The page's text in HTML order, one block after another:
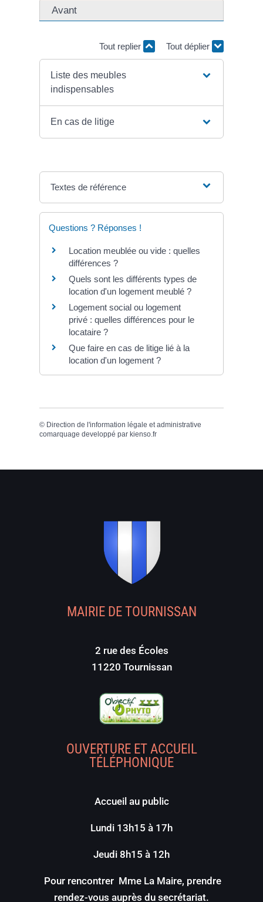
Avant
Tout replier Tout déplier
Liste des meubles
indispensables
En cas de litige
Textes de référence
Questions ? Réponses !
Location meublée ou vide : quelles
différences ?
Quels sont les différents types de
location d'un logement meublé ?
Logement social ou logement
privé : quelles différences pour le
locataire ?
Que faire en cas de litige lié à la
location d'un logement ?
© Direction de l'information légale et administrative
comarquage developpé par kienso.fr
MAIRIE DE TOURNISSAN
2 rue des Écoles
11220 Tournissan
OUVERTURE ET ACCUEIL
TÉLÉPHONIQUE
Accueil au public
Lundi 13h15 à 17h
Jeudi 8h15 à 12h
Pour rencontrer Mme La Maire, prendre
rendez-vous auprès du secrétariat.